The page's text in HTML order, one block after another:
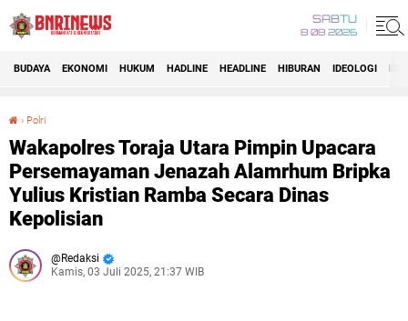
SABTU
8 08 2026
BUDAYA EKONOMI HUKUM HADLINE HEADLINE HIBURAN IDEOLOGI
› Polri
Wakapolres Toraja Utara Pimpin Upacara
Persemayaman Jenazah Alamrhum Bripka
Yulius Kristian Ramba Secara Dinas
Kepolisian
Redaksi
Kamis, 03 Juli 2025, 21:37 WIB